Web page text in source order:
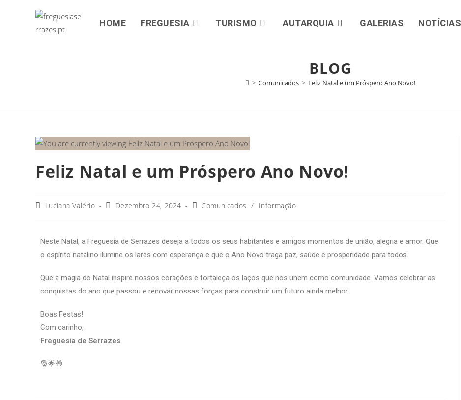
HOME FREGUESIA TURISMO AUTARQUIA GALERIAS NOTÍCIAS
BLOG
> Comunicados > Feliz Natal e um Próspero Ano Novo!
Feliz Natal e um Próspero Ano Novo!
Luciana Valério Dezembro 24, 2024 Comunicados / Informação
Neste Natal, a Freguesia de Serrazes deseja a todos os seus habitantes e amigos momentos de união, alegria e amor. Que
o espírito natalino ilumine os lares com esperança e que o Ano Novo traga paz, saúde e prosperidade para todos.
Que a magia do Natal inspire nossos corações e fortaleça os laços que nos unem como comunidade. Vamos celebrar as
conquistas do ano que passou e renovar nossas forças para construir um futuro ainda melhor.
Boas Festas!
Com carinho,
Freguesia de Serrazes
🎅🌟🎁